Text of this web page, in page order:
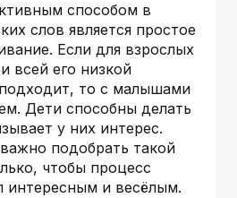
способом в
слов является простое
Если для взрослых
всей его низкой
то с малышами
Дети способны делать
у них интерес.
подобрать такой
чтобы процесс
интересным и весёлым.